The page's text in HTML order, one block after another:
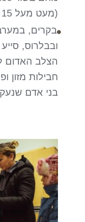
(מעט מעל 15 דולר ארה”ב);
בקרים,
הצלב האדום
בני אדם